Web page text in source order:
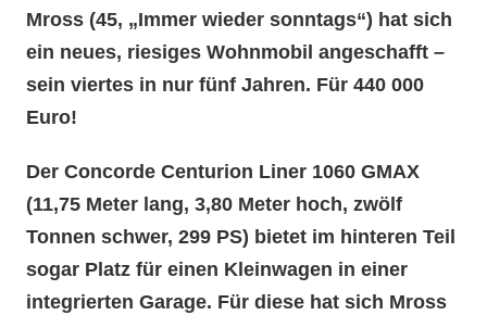
Mross (45, „Immer wieder sonntags“) hat sich
ein neues, riesiges Wohnmobil angeschafft –
sein viertes in nur fünf Jahren. Für 440 000
Euro!
Der Concorde Centurion Liner 1060 GMAX
(11,75 Meter lang, 3,80 Meter hoch, zwölf
Tonnen schwer, 299 PS) bietet im hinteren Teil
sogar Platz für einen Kleinwagen in einer
integrierten Garage. Für diese hat sich Mross